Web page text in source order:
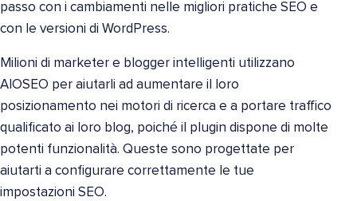
passo con i cambiamenti nelle migliori pratiche SEO e
con le versioni di WordPress.
Milioni di marketer e blogger intelligenti utilizzano
AIOSEO per aiutarli ad aumentare il loro
posizionamento nei motori di ricerca e a portare traffico
qualificato ai loro blog, poiché il plugin dispone di molte
potenti funzionalità. Queste sono progettate per
aiutarti a configurare correttamente le tue
impostazioni SEO.